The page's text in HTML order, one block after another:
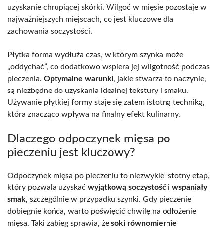
uzyskanie chrupiącej skórki. Wilgoć w mięsie pozostaje w
najważniejszych miejscach, co jest kluczowe dla
zachowania soczystości.
Płytka forma wydłuża czas, w którym szynka może
„oddychać”, co dodatkowo wspiera jej wilgotność podczas
pieczenia. Optymalne warunki, jakie stwarza to naczynie,
są niezbędne do uzyskania idealnej tekstury i smaku.
Używanie płytkiej formy staje się zatem istotną techniką,
która znacząco wpływa na finalny efekt kulinarny.
Dlaczego odpoczynek mięsa po
pieczeniu jest kluczowy?
Odpoczynek mięsa po pieczeniu to niezwykle istotny etap,
który pozwala uzyskać wyjątkową soczystość i wspaniały
smak, szczególnie w przypadku szynki. Gdy pieczenie
dobiegnie końca, warto poświęcić chwilę na odłożenie
mięsa. Taki zabieg sprawia, że soki równomiernie